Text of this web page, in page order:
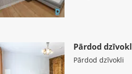
Pārdod
Pārdod dzīvokli